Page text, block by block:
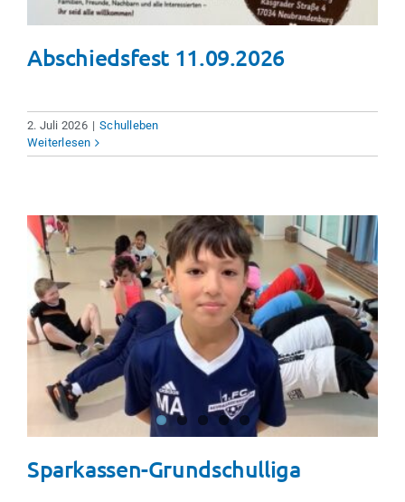
Abschiedsfest 11.09.2026
2. Juli 2026 | Schulleben
Weiterlesen
Sparkassen-Grundschulliga
Schulleben
Sparkassen-Grundschulliga